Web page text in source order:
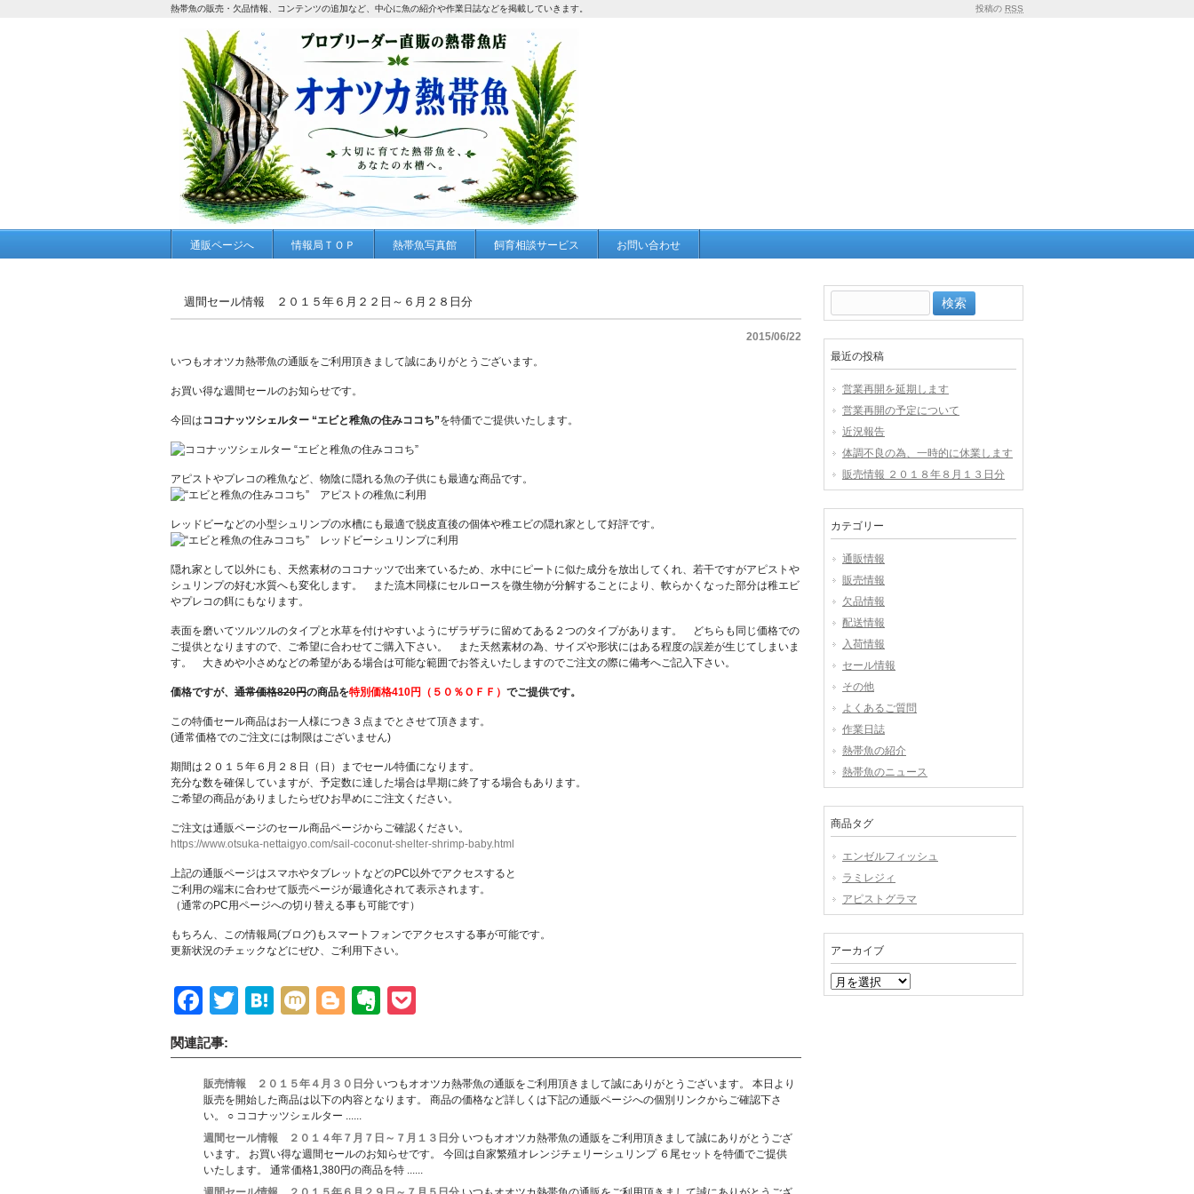
熱帯魚の販売・欠品情報、コンテンツの追加など、中心に魚の紹介や作業日誌などを掲載していきます。 投稿の RSS
通販ページへ 情報局ＴＯＰ 熱帯魚写真館 飼育相談サービス お問い合わせ
週間セール情報 ２０１５年６月２２日～６月２８日分
2015/06/22
いつもオオツカ熱帯魚の通販をご利用頂きまして誠にありがとうございます。
お買い得な週間セールのお知らせです。
今回はココナッツシェルター “エビと稚魚の住みココち”を特価でご提供いたします。
アピストやプレコの稚魚など、物陰に隠れる魚の子供にも最適な商品です。
レッドビーなどの小型シュリンプの水槽にも最適で脱皮直後の個体や稚エビの隠れ家として好評です。
隠れ家として以外にも、天然素材のココナッツで出来ているため、水中にピートに似た成分を放出してくれ、若干ですがアピストや
シュリンプの好む水質へも変化します。 また流木同様にセルロースを微生物が分解することにより、軟らかくなった部分は稚エビ
やプレコの餌にもなります。
表面を磨いてツルツルのタイプと水草を付けやすいようにザラザラに留めてある２つのタイプがあります。 どちらも同じ価格での
ご提供となりますので、ご希望に合わせてご購入下さい。 また天然素材の為、サイズや形状にはある程度の誤差が生じてしまいま
す。 大きめや小さめなどの希望がある場合は可能な範囲でお答えいたしますのでご注文の際に備考へご記入下さい。
価格ですが、 通常価格820円の商品を特別価格410円（５０％ＯＦＦ） でご提供です。
この特価セール商品はお一人様につき３点までとさせて頂きます。
(通常価格でのご注文には制限はございません)
期間は２０１５年６月２８日（日）までセール特価になります。
充分な数を確保していますが、予定数に達した場合は早期に終了する場合もあります。
ご希望の商品がありましたらぜひお早めにご注文ください。
ご注文は通販ページのセール商品ページからご確認ください。
https://www.otsuka-nettaigyo.com/sail-coconut-shelter-shrimp-baby.html
上記の通販ページはスマホやタブレットなどのPC以外でアクセスすると
ご利用の端末に合わせて販売ページが最適化されて表示されます。
（通常のPC用ページへの切り替える事も可能です）
もちろん、この情報局(ブログ)もスマートフォンでアクセスする事が可能です。
更新状況のチェックなどにぜひ、ご利用下さい。
Facebook
Twitter
Hatena
MixiBloggerEvernote
関連記事:
販売情報 ２０１５年４月３０日分 いつもオオツカ熱帯魚の通販をご利用頂きまして誠にありがとうございます。 本日より
販売を開始した商品は以下の内容となります。 商品の価格など詳しくは下記の通販ページへの個別リンクからご確認下さ
い。 ○ ココナッツシェルター ......
週間セール情報 ２０１４年７月７日～７月１３日分 いつもオオツカ熱帯魚の通販をご利用頂きまして誠にありがとうござ
います。 お買い得な週間セールのお知らせです。 今回は自家繁殖オレンジチェリーシュリンプ ６尾セットを特価でご提供
いたします。 通常価格1,380円の商品を特 ......
索:
最近の投稿
営業再開を延期します
営業再開の予定について
近況報告
体調不良の為、一時的に休業します
販売情報 ２０１８年８月１３日分
カテゴリー
通販情報
販売情報
欠品情報
配送情報
入荷情報
セール情報
その他
よくあるご質問
作業日誌
熱帯魚の紹介
熱帯魚のニュース
商品タグ
エンゼルフィッシュ
ラミレジィ
アピストグラマ
アーカイブ
ア
ー